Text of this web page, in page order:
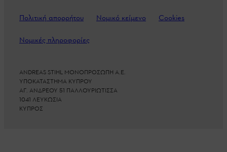
Πολιτική απορρήτου Νομικό κείμενο Cookies
Νομικές πληροφορίες
ANDREAS STIHL ΜΟΝΟΠΡΟΣΩΠΗ Α.Ε.
ΥΠΟΚΑΤΑΣΤΗΜΑ ΚΥΠΡΟΥ
ΑΓ. ΑΝΔΡΕΟΥ 51 ΠΑΛΛΟΥΡΙΩΤΙΣΣΑ
1041 ΛΕΥΚΩΣΙΑ
ΚΥΠΡΟΣ